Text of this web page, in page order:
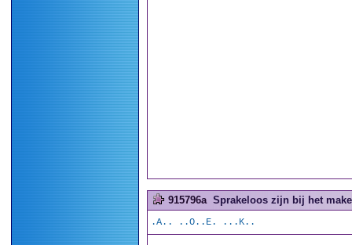
915796a Sprakeloos zijn bij het
.A.. ..O..E. ...K..